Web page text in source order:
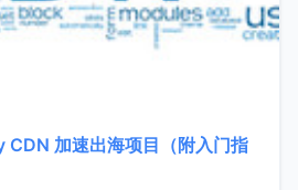
CDN 加速出海项目（附入门指